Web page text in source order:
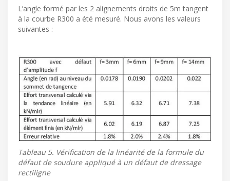
L’angle formé par les 2 alignements droits de 5m tangent
à la courbe R300 a été mesuré. Nous avons les valeurs
suivantes :
Tableau 5. Vérification de la linéarité de la formule du
défaut de soudure appliqué à un défaut de dressage
rectiligne